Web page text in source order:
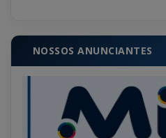
NOSSOS ANUNCIANTES